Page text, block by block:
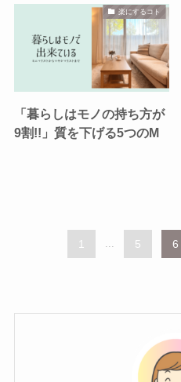
楽にするコト
「暮らしはモノの持ち方が
9割!!」質を下げる5つのM
1 5 6